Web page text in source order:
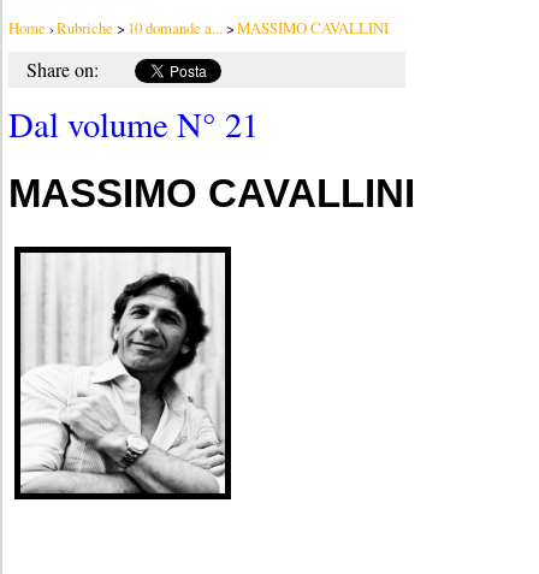
Home ›Rubriche > 10 domande a...>MASSIMO CAVALLINI
Share on:
Dal volume N° 21
MASSIMO CAVALLINI